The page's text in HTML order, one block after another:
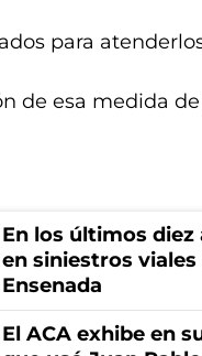
para
de esa medida
En los últimos diez
en siniestros
Ensenada
El ACA exhibe en